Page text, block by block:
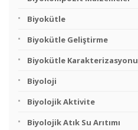
Biyokütle
Biyokütle Geliştirme
Biyokütle Karakterizasyonu
Biyoloji
Biyolojik Aktivite
Biyolojik Atık Su Arıtımı